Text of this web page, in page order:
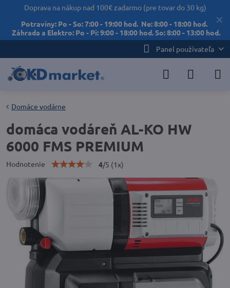
✕
Doprava na nákup nad 100€ zadarmo (pre tovar do 30 kg)
Potraviny: Po - So: 7:00 - 19:00 hod. Ne: 8:00 - 18:00 hod.
Záhrada a Elektro: Po - Pi: 9:00 - 18:00 hod. So: 8:00 - 13:00 hod.
Panel používateľa
Domáce vodárne
domáca vodáreň AL-KO HW
6000 FMS PREMIUM
Hodnotenie 4/5 (1x)